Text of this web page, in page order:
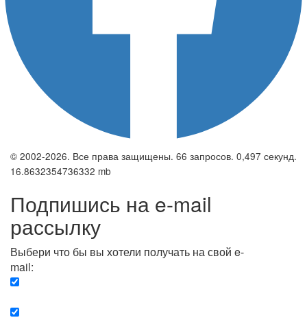
© 2002-2026. Все права защищены. 66 запросов. 0,497 секунд.
16.8632354736332 mb
Подпишись на e-mail
рассылку
Выбери что бы вы хотели получать на свой e-
mail: